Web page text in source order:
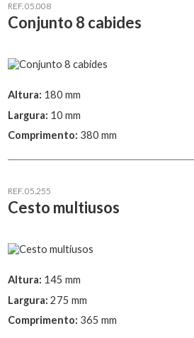
REF. 05.008
Conjunto 8 cabides
Altura: 180 mm
Largura: 10 mm
Comprimento: 380 mm
REF. 05.255
Cesto multiusos
Altura: 145 mm
Largura: 275 mm
Comprimento: 365 mm